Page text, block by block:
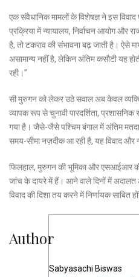
एक संवैधानिक मामलों के विशेषज्ञ ने इस
प्रक्रिया में न्यायालय, निर्वाचन आयोग और
है, तो टकराव की संभावना बढ़ जाती है। ऐसे
असामान्य नहीं है, लेकिन अंतिम कसौटी यह
रही।”
सी मुरुगन को लेकर उठे सवाल अब केवल
व्यापक रूप से चुनावी पारदर्शिता,
गया है। जैसे-जैसे पश्चिम बंगाल में अंतिम
समय-सीमा नज़दीक आ रही है, यह विवाद और
फिलहाल, मुरुगन की भूमिका और एसआईआर की
जांच के दायरे में हैं। आने वाले दिनों में अदालत
विवाद की दिशा तय करने में निर्णायक साबित
Author
Sabyasachi Biswas